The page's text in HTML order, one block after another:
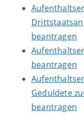
beantragen
beantragen
Geduldete
beantragen